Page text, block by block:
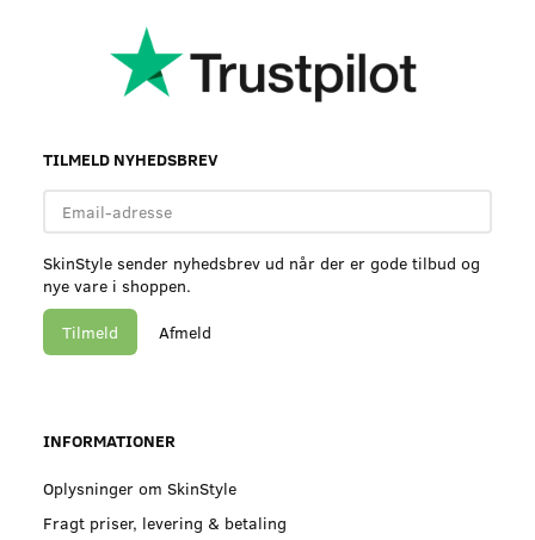
TILMELD NYHEDSBREV
Email-
adresse
SkinStyle sender nyhedsbrev ud når der er gode tilbud og
nye vare i shoppen.
Tilmeld Afmeld
INFORMATIONER
Oplysninger om SkinStyle
Fragt priser, levering & betaling